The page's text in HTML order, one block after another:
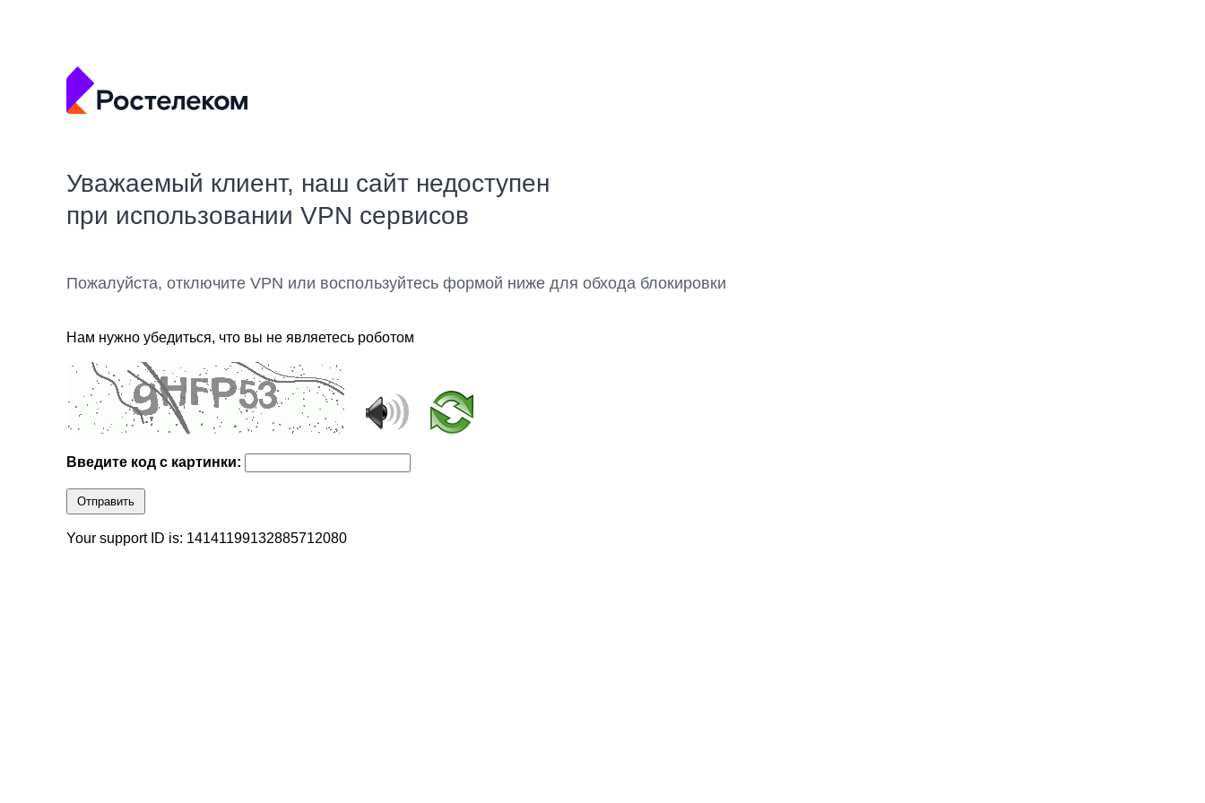
Уважаемый клиент, наш сайт недоступен
при использовании VPN сервисов
Пожалуйста, отключите VPN или воспользуйтесь формой ниже для обхода блокировки
Нам нужно убедиться, что вы не являетесь роботом
Введите код с картинки:
Отправить
Your support ID is: 14141199132885712080